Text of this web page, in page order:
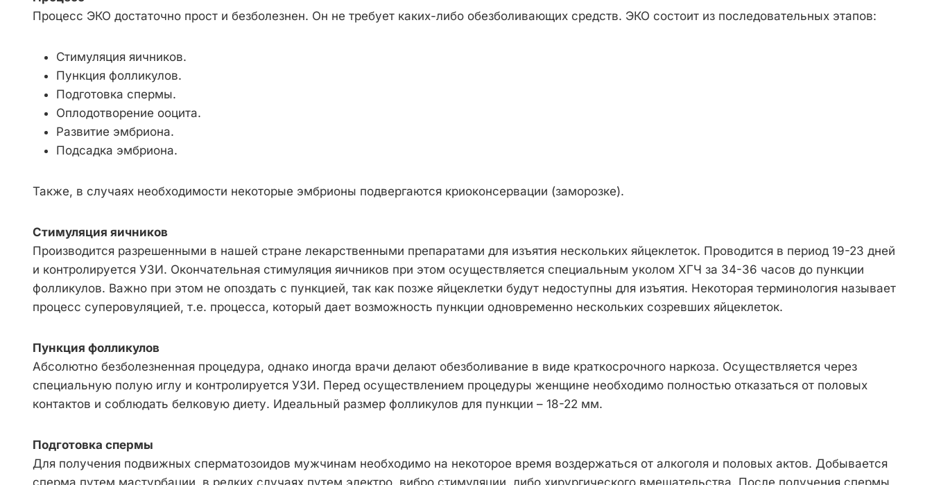
Процесс ЭКО достаточно прост и безболезнен. Он не требует каких-либо обезболивающих средств. ЭКО состоит из последовательных этапов:
Стимуляция яичников.
Пункция фолликулов.
Подготовка спермы.
Оплодотворение ооцита.
Развитие эмбриона.
Подсадка эмбриона.
Также, в случаях необходимости некоторые эмбрионы подвергаются криоконсервации (заморозке).
Стимуляция яичников
Производится разрешенными в нашей стране лекарственными препаратами для изъятия нескольких яйцеклеток. Проводится в период 19-23 дней
и контролируется УЗИ. Окончательная стимуляция яичников при этом осуществляется специальным уколом ХГЧ за 34-36 часов до пункции
фолликулов. Важно при этом не опоздать с пункцией, так как позже яйцеклетки будут недоступны для изъятия. Некоторая терминология называет
процесс суперовуляцией, т.е. процесса, который дает возможность пункции одновременно нескольких созревших яйцеклеток.
Пункция фолликулов
Абсолютно безболезненная процедура, однако иногда врачи делают обезболивание в виде краткосрочного наркоза. Осуществляется через
специальную полую иглу и контролируется УЗИ. Перед осуществлением процедуры женщине необходимо полностью отказаться от половых
контактов и соблюдать белковую диету. Идеальный размер фолликулов для пункции – 18-22 мм.
Подготовка спермы
Для получения подвижных сперматозоидов мужчинам необходимо на некоторое время воздержаться от алкоголя и половых актов. Добывается